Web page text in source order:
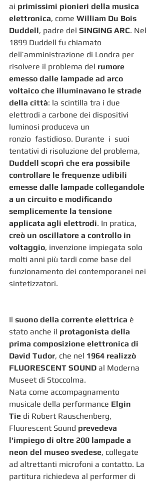
ai primissimi pionieri della musica
elettronica, come William Du Bois
Duddell, padre del SINGING ARC. Nel
1899 Duddell fu chiamato
dell’amministrazione di Londra per
risolvere il problema del rumore
emesso dalle lampade ad arco
voltaico che illuminavano le strade
della città: la scintilla tra i due
elettrodi a carbone dei dispositivi
luminosi produceva un
ronzio  fastidioso. Durante  i  suoi
tentativi di risoluzione del problema,
Duddell scoprì che era possibile
controllare le frequenze udibili
emesse dalle lampade collegandole
a un circuito e modificando
semplicemente la tensione
applicata agli elettrodi. In pratica,
creò un oscillatore a controllo in
voltaggio, invenzione impiegata solo
molti anni più tardi come base del
funzionamento dei contemporanei nei
sintetizzatori.
Il suono della corrente elettrica è
stato anche il protagonista della
prima composizione elettronica di
David Tudor, che nel 1964 realizzò
FLUORESCENT SOUND al Moderna
Museet di Stoccolma.
Nata come accompagnamento
musicale della performance Elgin
Tie di Robert Rauschenberg,
Fluorescent Sound prevedeva
l'impiego di oltre 200 lampade a
neon del museo svedese, collegate
ad altrettanti microfoni a contatto. La
partitura richiedeva al performer di